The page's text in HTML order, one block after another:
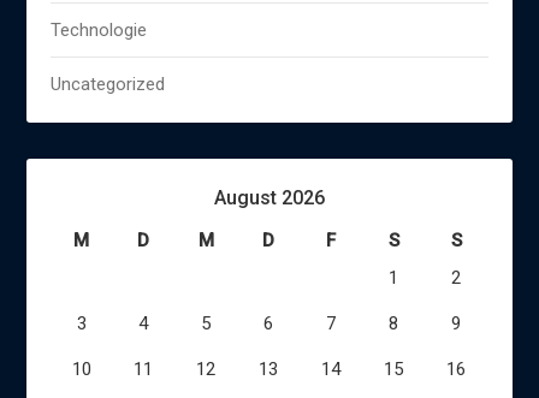
Technologie
Uncategorized
August 2026
M D M D F S
S
1
2
3 4 5 6 7 8 9
10 11 12 13 14 15 16